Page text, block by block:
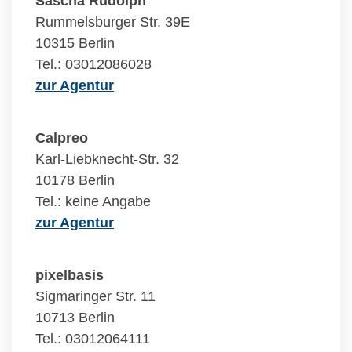
Rummelsburger Str. 39E
10315 Berlin
Tel.: 03012086028
zur Agentur
Calpreo
Karl-Liebknecht-Str. 32
10178 Berlin
Tel.: keine Angabe
zur Agentur
pixelbasis
Sigmaringer Str. 11
10713 Berlin
Tel.: 03012064111